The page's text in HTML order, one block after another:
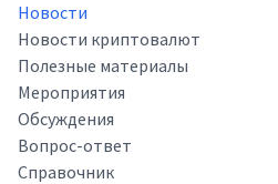
Новости
Новости криптовалют
Полезные материалы
Мероприятия
Обсуждения
Вопрос-ответ
Справочник